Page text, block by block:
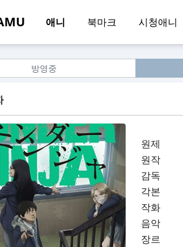
애니 북마크 시청애니
방영중
원제
원작
감독
각본
작화
음악
장르